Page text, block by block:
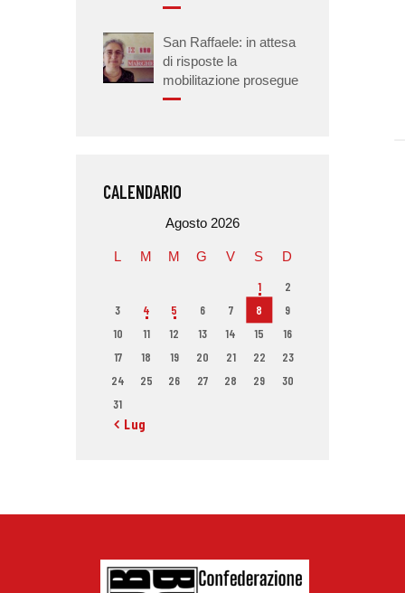
San Raffaele: in attesa
di risposte la
mobilitazione prosegue
CALENDARIO
Agosto 2026
L M M G V S D
1
2
3
4 5 6 7 8
9
10
11 12 13 14 15
16
17
18 19 20 21 22
23
24
25 26 27 28 29
30
31
« Lug